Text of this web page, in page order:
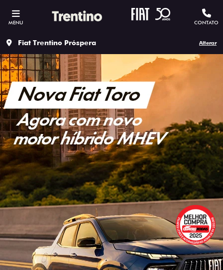
MENU CONTATO
Fiat Trentino Próspera Alterar